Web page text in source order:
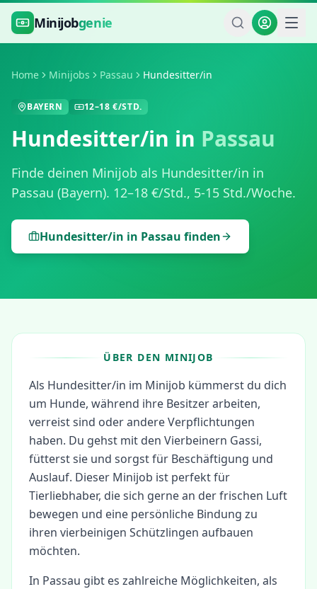
Zum Hauptinhalt springen
Minijobgenie
Home Minijobs Passau Hundesitter/in
BAYERN 12–18 €/STD.
Hundesitter/in in Passau
Finde deinen Minijob als Hundesitter/in in
Passau (Bayern). 12–18 €/Std., 5-15 Std./Woche.
Hundesitter/in in Passau finden
ÜBER DEN MINIJOB
Als Hundesitter/in im Minijob kümmerst du dich
um Hunde, während ihre Besitzer arbeiten,
verreist sind oder andere Verpflichtungen
haben. Du gehst mit den Vierbeinern Gassi,
fütterst sie und sorgst für Beschäftigung und
Auslauf. Dieser Minijob ist perfekt für
Tierliebhaber, die sich gerne an der frischen Luft
bewegen und eine persönliche Bindung zu
ihren vierbeinigen Schützlingen aufbauen
möchten.
In Passau gibt es zahlreiche Möglichkeiten, als